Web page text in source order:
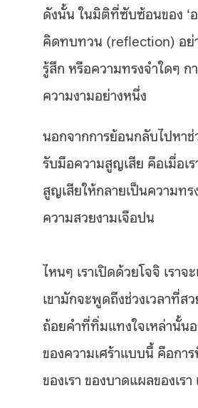
ดังนั้น ในมิติที่ซับซ้อนของ ‘
คิดทบทวน (reflection) อย่
รู้สึก หรือความทรงจำใดๆ ก
ความงามอย่างหนึ่ง
นอกจากการย้อนกลับไปหา
รับมือความสูญเสีย คือเมื่อเ
สูญเสียให้กลายเป็นความทร
ความสวยงามเจือปน
ไหนๆ เราเปิดด้วยโจจิ เรา
เขามักจะพูดถึงช่วงเวลาที่
ถ้อยคำที่ทิ่มแทงใจเหล่านั้น
ของความเศร้าแบบนี้ คือกา
ของเรา ของบาดแผลของเร